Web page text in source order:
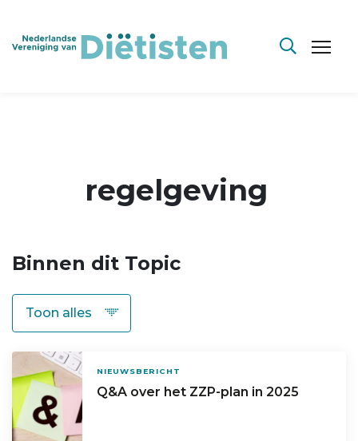
regelgeving
Binnen dit Topic
NIEUWSBERICHT
Q&A over het ZZP-plan in 2025